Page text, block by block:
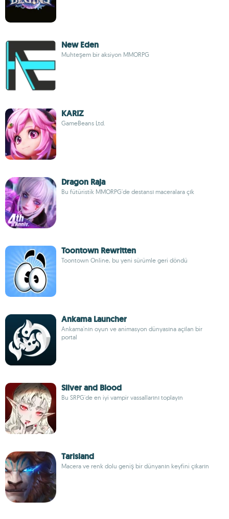
New Eden
Muhteşem bir aksiyon MMORPG
KARIZ
GameBeans Ltd.
Dragon Raja
Bu fütüristik MMORPG'de destansı maceralara çık
Toontown Rewritten
Toontown Online, bu yeni sürümle geri döndü
Ankama Launcher
Ankama'nın oyun ve animasyon dünyasına açılan bir
portal
Silver and Blood
Bu SRPG'de en iyi vampir vassallarını toplayın
Tarisland
Macera ve renk dolu geniş bir dünyanın keyfini çıkarın